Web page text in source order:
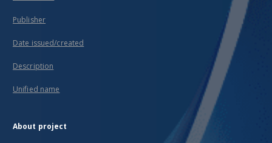
Publisher
Date issued/created
Description
Unified name
About project